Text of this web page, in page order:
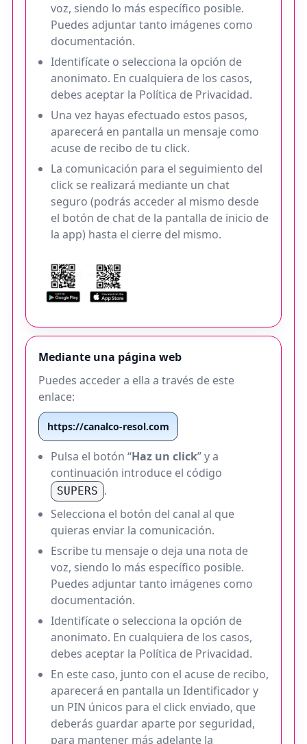
voz, siendo lo más específico posible.
Puedes adjuntar tanto imágenes como
documentación.
Identifícate o selecciona la opción de
anonimato. En cualquiera de los casos,
debes aceptar la Política de Privacidad.
Una vez hayas efectuado estos pasos,
aparecerá en pantalla un mensaje como
acuse de recibo de tu click.
La comunicación para el seguimiento del
click se realizará mediante un chat
seguro (podrás acceder al mismo desde
el botón de chat de la pantalla de inicio de
la app) hasta el cierre del mismo.
Mediante una página web
Puedes acceder a ella a través de este
enlace:
https://canalco-resol.com
Pulsa el botón “Haz un click” y a
continuación introduce el código
SUPERS .
Selecciona el botón del canal al que
quieras enviar la comunicación.
Escribe tu mensaje o deja una nota de
voz, siendo lo más específico posible.
Puedes adjuntar tanto imágenes como
documentación.
Identifícate o selecciona la opción de
anonimato. En cualquiera de los casos,
debes aceptar la Política de Privacidad.
En este caso, junto con el acuse de recibo,
aparecerá en pantalla un Identificador y
un PIN únicos para el click enviado, que
deberás guardar aparte por seguridad,
para mantener más adelante la